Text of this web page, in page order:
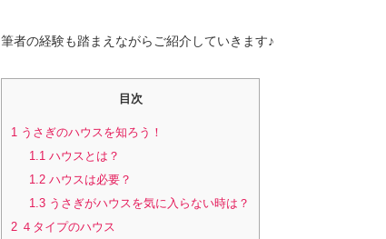
筆者の経験も踏まえながらご紹介していきます♪
目次
1 うさぎのハウスを知ろう！
1.1ハウスとは？
1.2ハウスは必要？
1.3うさぎがハウスを気に入らない時は？
2 ４タイプのハウス